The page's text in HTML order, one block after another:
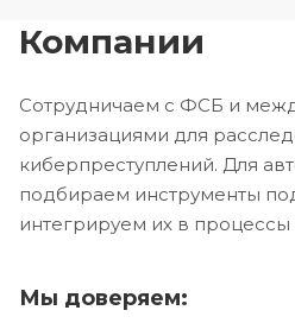
Компании
Сотрудничаем с ФСБ и
организациями для
киберпреступлений. Для
подбираем инструменты
интегрируем их в
Мы доверяем: